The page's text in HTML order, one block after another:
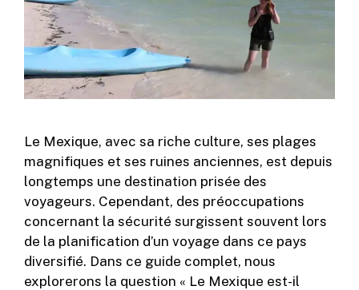
Le Mexique, avec sa riche culture, ses plages
magnifiques et ses ruines anciennes, est depuis
longtemps une destination prisée des
voyageurs. Cependant, des préoccupations
concernant la sécurité surgissent souvent lors
de la planification d’un voyage dans ce pays
diversifié. Dans ce guide complet, nous
explorerons la question « Le Mexique est-il